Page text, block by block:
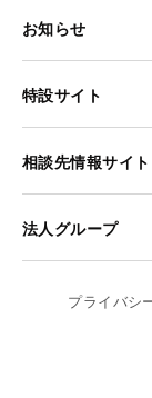
お知らせ
特設サイト
相談先情報サイト
法人グループ
プライバシ